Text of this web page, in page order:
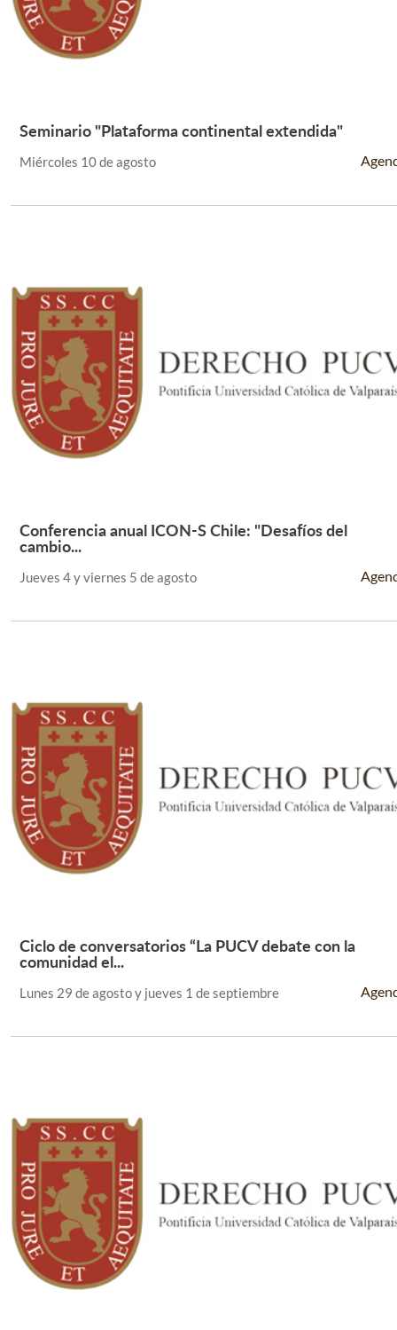
Leer Más +
Seminario "Plataforma continental extendida"
Miércoles 10 de agosto
Leer Más +
Conferencia anual ICON-S Chile: "Desafíos del
cambio...
Jueves 4 y viernes 5 de agosto
Leer Más +
Ciclo de conversatorios “La PUCV debate con la
comunidad el...
Lunes 29 de agosto y jueves 1 de septiembre